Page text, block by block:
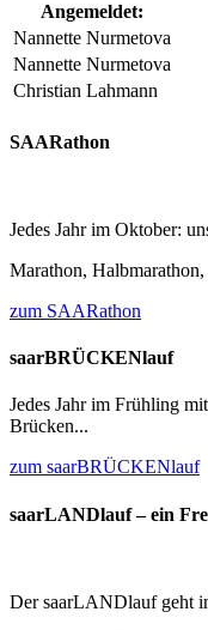
Angemeldet:
Nannette Nurmetova
Nannette Nurmetova
Christian Lahmann
SAARathon
Jedes Jahr im Oktober:
Marathon,
zum SAARathon
saarBRÜCKENlauf
Jedes Jahr im Frühling
Brücken...
zum saarBRÜCKENlauf
saarLANDlauf – ein
Der saarLANDlauf geht